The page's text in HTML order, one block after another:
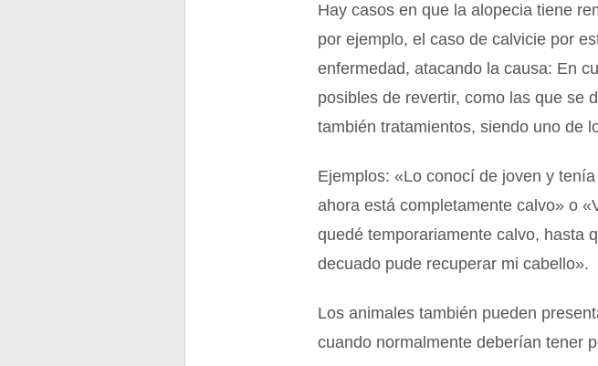
Hay casos en que la alopecia tiene
por ejemplo, el caso de calvicie por
enfermedad, atacando la causa: En
posibles de revertir, como las que se
también tratamientos, siendo uno de
Ejemplos: «Lo conocí de joven y
ahora está completamente calvo» o
quedé temporariamente calvo, hasta
decuado pude recuperar mi cabello».
Los animales también pueden
cuando normalmente deberían tener